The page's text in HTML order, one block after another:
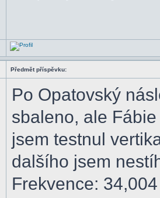
Předmět příspěvku:
Po Opatovský
sbaleno, ale
jsem testnul
dalšího jsem
Frekvence: 34,004